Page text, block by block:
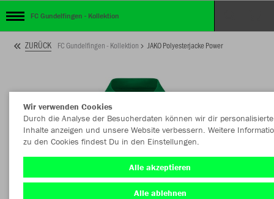
FC Gundelfingen - Kollektion
ZURÜCK FC Gundelfingen - Kollektion JAKO Polyesterjacke Power
Wir verwenden Cookies
Durch die Analyse der Besucherdaten können wir dir personalisierte
Inhalte anzeigen und unsere Website verbessern. Weitere
zu den Cookies findest Du in den Einstellungen.
Alle akzeptieren
Alle ablehnen